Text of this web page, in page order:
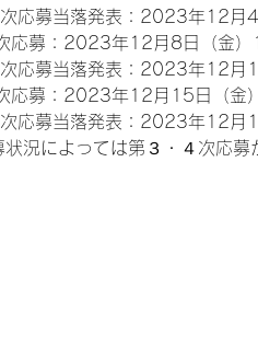
次応募当落発表：2023年12月4
応募：2023年12月8日（金
次応募当落発表：2023年12月
応募：2023年12月15日（
次応募当落発表：2023年12月
況によっては第３・４次応募